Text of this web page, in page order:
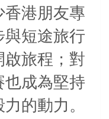
香港朋友專
短途旅行
旅程；對
成為堅持
的動力。